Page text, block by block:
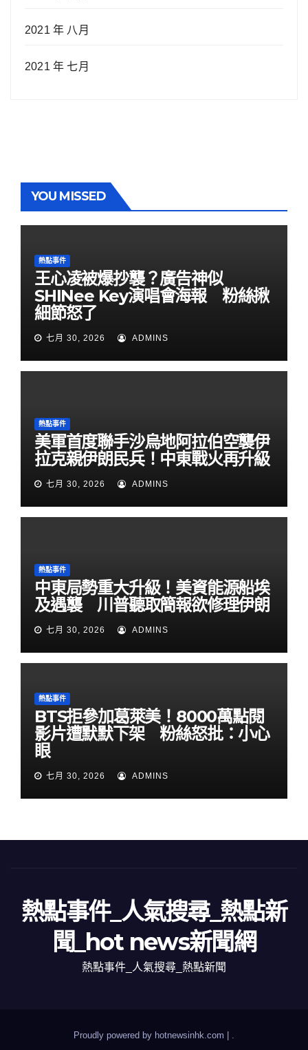
2021 年 八月
2021 年 七月
YOU MISSED
熱點事件
王心凌被爆抄襲？廣告神似
SHINee Key演唱會海報 粉絲揪
細節怒了
七月 30, 2026 ADMINS
熱點事件
美軍首度聯手沙烏地阿拉伯空襲伊
拉克親伊朗民兵！中東戰火再升級
七月 30, 2026 ADMINS
熱點事件
中東局勢重大升級！美資能源船埃
及遇襲 川普聽取簡報欲修理伊朗
七月 30, 2026 ADMINS
熱點事件
BTS拒參加葛萊美！8000萬點閱
影片遭默默下架 粉絲怒批：小心
眼
七月 30, 2026 ADMINS
熱點事件_人氣搜尋_熱點新
聞_hot news新聞網
熱點事件_人氣搜尋_熱點新聞
Proudly powered by hotnewsinhk.com |